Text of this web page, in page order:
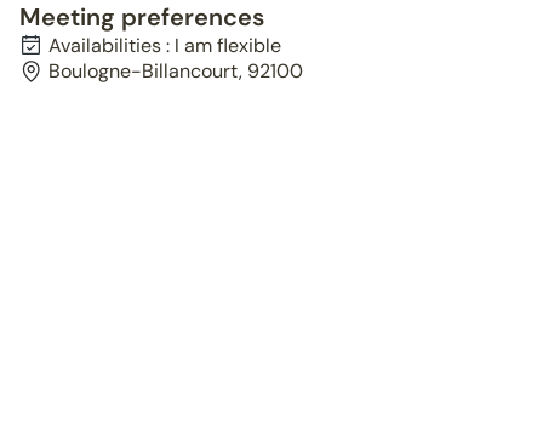
Meeting preferences
Availabilities : I am flexible
Boulogne-Billancourt, 92100